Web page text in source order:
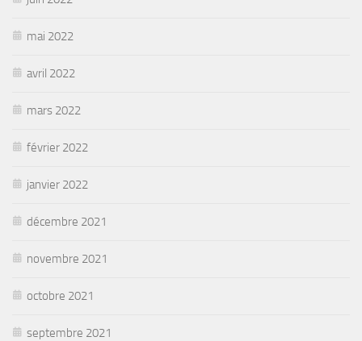
mai 2022
avril 2022
mars 2022
février 2022
janvier 2022
décembre 2021
novembre 2021
octobre 2021
septembre 2021